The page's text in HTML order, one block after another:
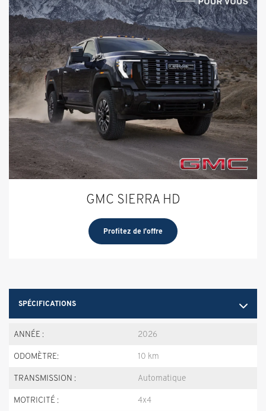
SPÉCIFICATIONS
ANNÉE : 2026
ODOMÈTRE: 10 km
TRANSMISSION : Automatique
MOTRICITÉ : 4x4
GMC SIERRA HD
Profitez de l'offre